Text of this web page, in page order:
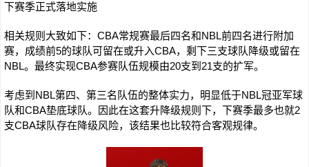
下赛季正式落地实施
相关规则大致如下：CBA常规赛最后四名和NBL前四名进行附加
赛，成绩前5的球队可留在或升入CBA，剩下三支球队降级或留在
NBL。最终实现CBA参赛队伍规模由20支到21支的扩军。
考虑到NBL第四、第三名队伍的整体实力，明显低于NBL冠亚军球
队和CBA垫底球队。因此在这套升降级规则下，下赛季最多也就2
支CBA球队存在降级风险，该结果也比较符合客观规律。